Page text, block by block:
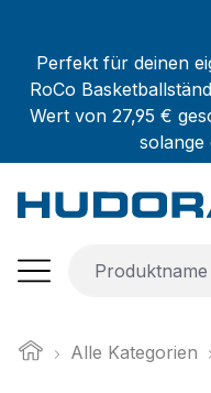
Perfekt für deinen
RoCo
Wert von 27,95 €
Alle Kategorien